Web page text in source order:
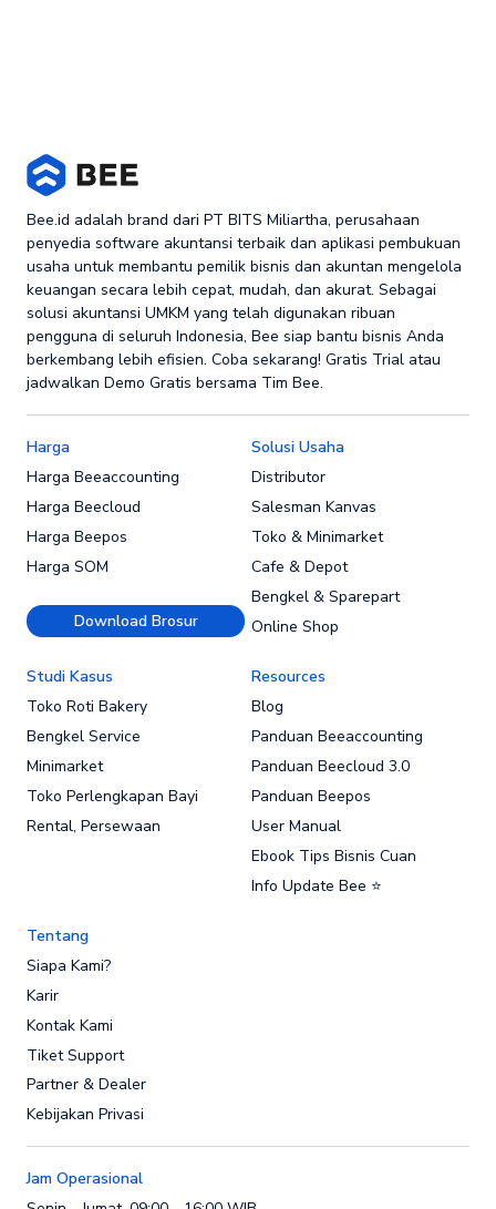
Bee.id adalah brand dari PT BITS Miliartha, perusahaan
penyedia software akuntansi terbaik dan aplikasi pembukuan
usaha untuk membantu pemilik bisnis dan akuntan mengelola
keuangan secara lebih cepat, mudah, dan akurat. Sebagai
solusi akuntansi UMKM yang telah digunakan ribuan
pengguna di seluruh Indonesia, Bee siap bantu bisnis Anda
berkembang lebih efisien. Coba sekarang! Gratis Trial atau
jadwalkan Demo Gratis bersama Tim Bee.
Harga
Harga Beeaccounting
Harga Beecloud
Harga Beepos
Harga SOM
Download Brosur
Solusi Usaha
Distributor
Salesman Kanvas
Toko & Minimarket
Cafe & Depot
Bengkel & Sparepart
Online Shop
Studi Kasus
Toko Roti Bakery
Bengkel Service
Minimarket
Toko Perlengkapan Bayi
Rental, Persewaan
Resources
Blog
Panduan Beeaccounting
Panduan Beecloud 3.0
Panduan Beepos
User Manual
Ebook Tips Bisnis Cuan
Info Update Bee ⭐
Tentang
Siapa Kami?
Karir
Kontak Kami
Tiket Support
Partner & Dealer
Kebijakan Privasi
Jam Operasional